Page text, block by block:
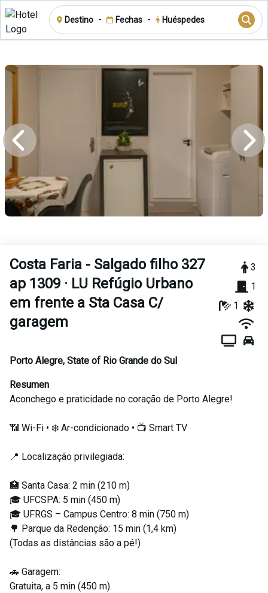
Destino - Fechas - Huéspedes
Costa Faria - Salgado filho 327
ap 1309 · LU Refúgio Urbano
em frente a Sta Casa C/
garagem
3
1
1
Porto Alegre, State of Rio Grande do Sul
Resumen
Aconchego e praticidade no coração de Porto Alegre!
📶 Wi-Fi • ❄️ Ar-condicionado • 📺 Smart TV
📍 Localização privilegiada:
🏥 Santa Casa: 2 min (210 m)
🎓 UFCSPA: 5 min (450 m)
🎓 UFRGS – Campus Centro: 8 min (750 m)
🌳 Parque da Redenção: 15 min (1,4 km)
(Todas as distâncias são a pé!)
🚗 Garagem:
Gratuita, a 5 min (450 m).